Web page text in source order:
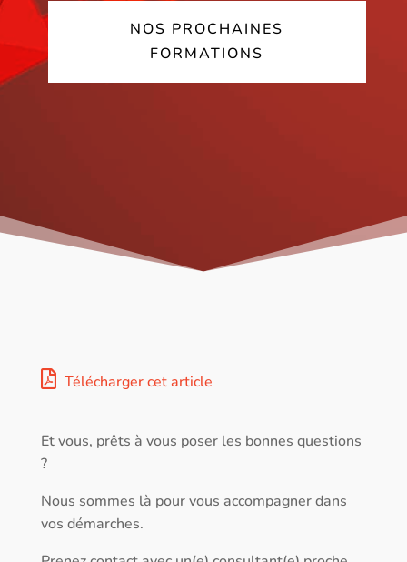
NOS PROCHAINES
FORMATIONS
Télécharger cet article
Et vous, prêts à vous poser les bonnes questions
?
Nous sommes là pour vous accompagner dans
vos démarches.